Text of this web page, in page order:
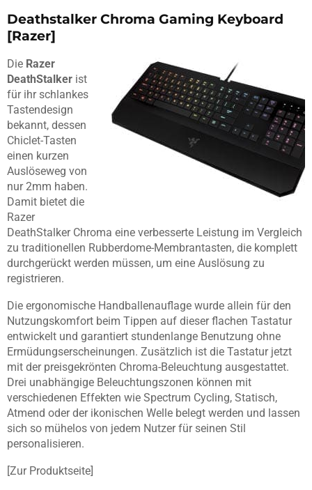
Deathstalker Chroma Gaming Keyboard
[Razer]
Die Razer
DeathStalker ist
für ihr schlankes
Tastendesign
bekannt, dessen
Chiclet-Tasten
einen kurzen
Auslöseweg von
nur 2mm haben.
Damit bietet die
Razer
DeathStalker Chroma eine verbesserte Leistung im Vergleich
zu traditionellen Rubberdome-Membrantasten, die komplett
durchgerückt werden müssen, um eine Auslösung zu
registrieren.
Die ergonomische Handballenauflage wurde allein für den
Nutzungskomfort beim Tippen auf dieser flachen Tastatur
entwickelt und garantiert stundenlange Benutzung ohne
Ermüdungserscheinungen. Zusätzlich ist die Tastatur jetzt
mit der preisgekrönten Chroma-Beleuchtung ausgestattet.
Drei unabhängige Beleuchtungszonen können mit
verschiedenen Effekten wie Spectrum Cycling, Statisch,
Atmend oder der ikonischen Welle belegt werden und lassen
sich so mühelos von jedem Nutzer für seinen Stil
personalisieren.
[Zur Produktseite]